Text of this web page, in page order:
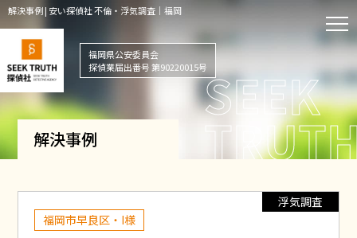
解決事例 | 安い探偵社 不倫・浮気調査｜福岡
福岡県公安委員会
探偵業届出番号 第90220015号
解決事例
浮気調査
福岡市早良区・I様